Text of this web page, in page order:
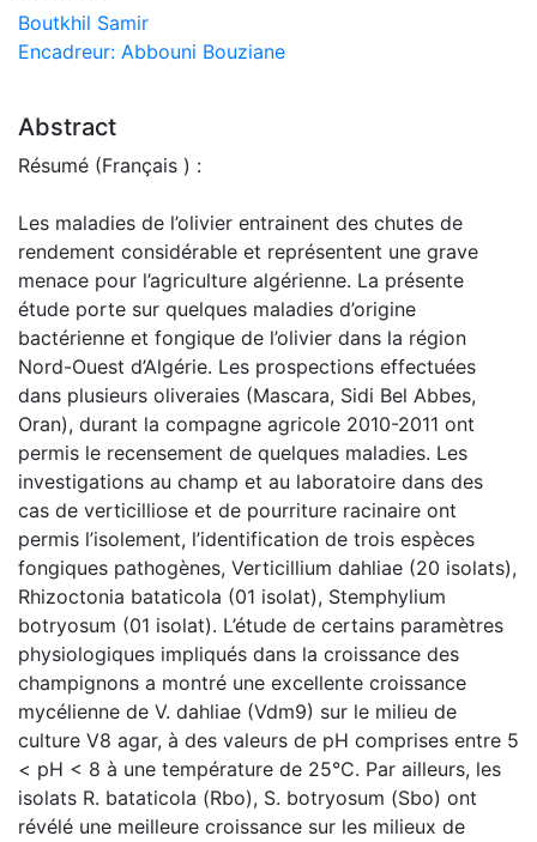
Boutkhil Samir
Encadreur: Abbouni Bouziane
Abstract
Résumé (Français ) :
Les maladies de l’olivier entrainent des chutes de
rendement considérable et représentent une grave
menace pour l’agriculture algérienne. La présente
étude porte sur quelques maladies d’origine
bactérienne et fongique de l’olivier dans la région
Nord-Ouest d’Algérie. Les prospections effectuées
dans plusieurs oliveraies (Mascara, Sidi Bel Abbes,
Oran), durant la compagne agricole 2010-2011 ont
permis le recensement de quelques maladies. Les
investigations au champ et au laboratoire dans des
cas de verticilliose et de pourriture racinaire ont
permis l’isolement, l’identification de trois espèces
fongiques pathogènes, Verticillium dahliae (20 isolats),
Rhizoctonia bataticola (01 isolat), Stemphylium
botryosum (01 isolat). L’étude de certains paramètres
physiologiques impliqués dans la croissance des
champignons a montré une excellente croissance
mycélienne de V. dahliae (Vdm9) sur le milieu de
culture V8 agar, à des valeurs de pH comprises entre 5
< pH < 8 à une température de 25°C. Par ailleurs, les
isolats R. bataticola (Rbo), S. botryosum (Sbo) ont
révélé une meilleure croissance sur les milieux de